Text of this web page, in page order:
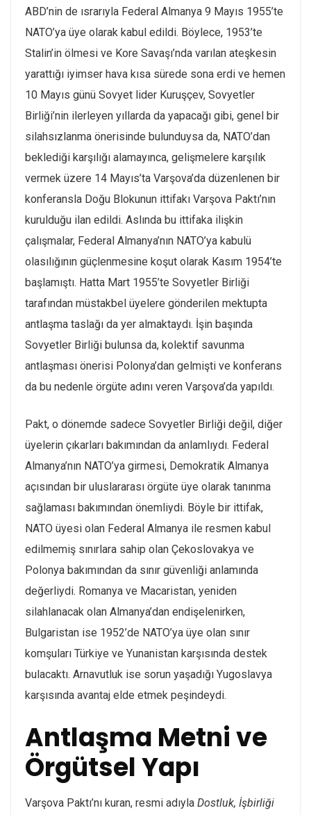
ABD’nin de ısrarıyla Federal Almanya 9 Mayıs 1955’te
NATO’ya üye olarak kabul edildi. Böylece, 1953’te
Stalin’in ölmesi ve Kore Savaşı’nda varılan ateşkesin
yarattığı iyimser hava kısa sürede sona erdi ve hemen
10 Mayıs günü Sovyet lider Kuruşçev, Sovyetler
Birliği’nin ilerleyen yıllarda da yapacağı gibi, genel bir
silahsızlanma önerisinde bulunduysa da, NATO’dan
beklediği karşılığı alamayınca, gelişmelere karşılık
vermek üzere 14 Mayıs’ta Varşova’da düzenlenen bir
konferansla Doğu Blokunun ittifakı Varşova Paktı’nın
kurulduğu ilan edildi. Aslında bu ittifaka ilişkin
çalışmalar, Federal Almanya’nın NATO’ya kabulü
olasılığının güçlenmesine koşut olarak Kasım 1954’te
başlamıştı. Hatta Mart 1955’te Sovyetler Birliği
tarafından müstakbel üyelere gönderilen mektupta
antlaşma taslağı da yer almaktaydı. İşin başında
Sovyetler Birliği bulunsa da, kolektif savunma
antlaşması önerisi Polonya’dan gelmişti ve konferans
da bu nedenle örgüte adını veren Varşova’da yapıldı.
Pakt, o dönemde sadece Sovyetler Birliği değil, diğer
üyelerin çıkarları bakımından da anlamlıydı. Federal
Almanya’nın NATO’ya girmesi, Demokratik Almanya
açısından bir uluslararası örgüte üye olarak tanınma
sağlaması bakımından önemliydi. Böyle bir ittifak,
NATO üyesi olan Federal Almanya ile resmen kabul
edilmemiş sınırlara sahip olan Çekoslovakya ve
Polonya bakımından da sınır güvenliği anlamında
değerliydi. Romanya ve Macaristan, yeniden
silahlanacak olan Almanya’dan endişelenirken,
Bulgaristan ise 1952’de NATO’ya üye olan sınır
komşuları Türkiye ve Yunanistan karşısında destek
bulacaktı. Arnavutluk ise sorun yaşadığı Yugoslavya
karşısında avantaj elde etmek peşindeydi.
Antlaşma Metni ve
Örgütsel Yapı
Varşova Paktı’nı kuran, resmi adıyla Dostluk, İşbirliği